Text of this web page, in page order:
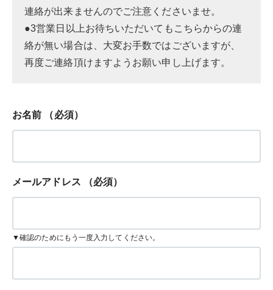
連絡が出来ませんのでご注意くださいませ。
●3営業日以上お待ちいただいてもこちらからの連
絡が無い場合は、大変お手数ではございますが、
再度ご連絡頂けますようお願い申し上げます。
お名前 （必須）
メールアドレス （必須）
▼確認のためにもう一度入力してください。